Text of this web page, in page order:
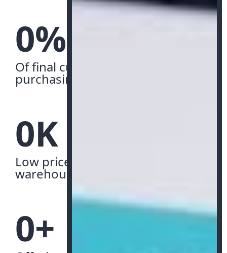
0%
Of final customers have a good
purchasing
0K
Low price without the
warehousing cost
0+